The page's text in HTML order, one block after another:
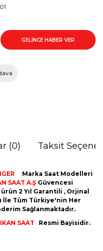
GELİNCE HABER VER
(0) Taksit
Marka Saat Modelleri
SAAT A.Ş Güvencesi
2 Yıl Garantili , Orjinal
İle Tüm Türkiye'nin Her
Sağlanmaktadır.
SAAT Resmi Bayisidir.